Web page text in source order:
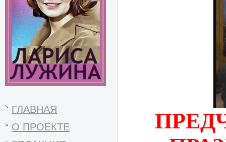
ГЛАВНАЯ
О ПРОЕКТЕ